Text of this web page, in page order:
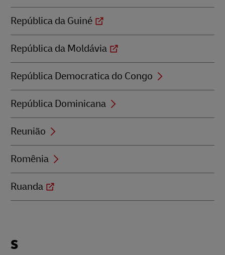
República da Guiné
República da Moldávia
República Democratica do Congo
República Dominicana
Reunião
Romênia
Ruanda
beginning
S